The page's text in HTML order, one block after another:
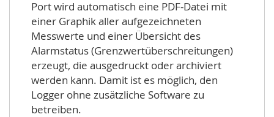
Port wird automatisch eine PDF-Datei mit
einer Graphik aller aufgezeichneten
Messwerte und einer Übersicht des
Alarmstatus (Grenzwertüberschreitungen)
erzeugt, die ausgedruckt oder archiviert
werden kann. Damit ist es möglich, den
Logger ohne zusätzliche Software zu
betreiben.